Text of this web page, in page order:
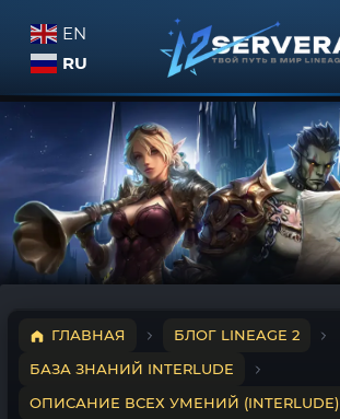
EN
RU
ГЛАВНАЯ
БЛОГ LINEAGE 2
БАЗА ЗНАНИЙ INTERLUDE
ОПИСАНИЕ ВСЕХ УМЕНИЙ (INTERLUDE)